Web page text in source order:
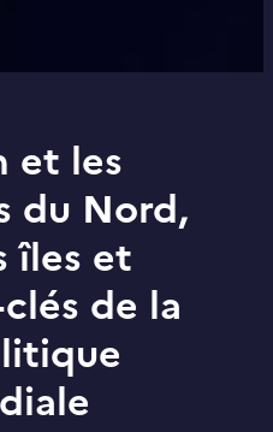
et les
du Nord,
îles et
de la